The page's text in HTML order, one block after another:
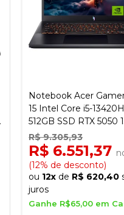
Notebook Acer
15 Intel Core i5-
512GB SSD RTX 5050
165Hz ANV15-52-57BB
R$ 9.305,93
R$ 6.551,37
(12% de desconto)
ou 12x de R$ 620,40
juros
Ganhe R$65,00 em